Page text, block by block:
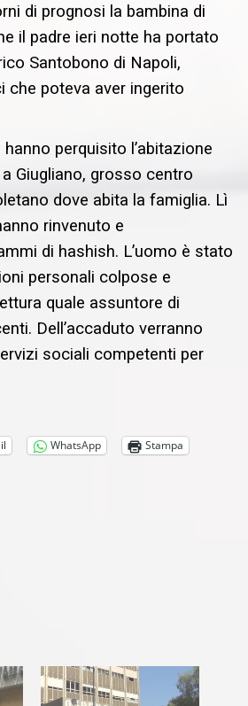
di prognosi la bambina di
il padre ieri notte ha portato
Santobono di Napoli,
che poteva aver ingerito
hanno perquisito l’abitazione
a Giugliano, grosso centro
dove abita la famiglia. Lì
rinvenuto e
di hashish. L’uomo è stato
personali colpose e
quale assuntore di
Dell’accaduto verranno
sociali competenti per
WhatsApp Stampa